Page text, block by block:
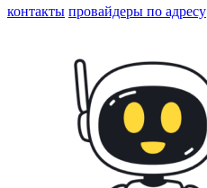
контакты провайдеры по адресу